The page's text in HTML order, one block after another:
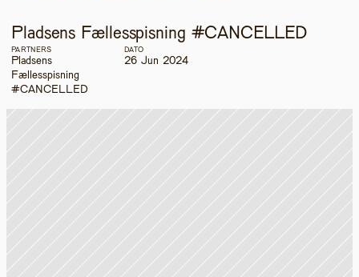
Pladsens Fællesspisning #CANCELLED
PARTNERS
Pladsens
Fællesspisning
#CANCELLED
DATO
26 Jun 2024